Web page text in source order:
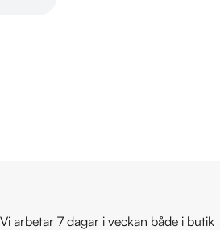
arbetar 7 dagar i veckan både i butik